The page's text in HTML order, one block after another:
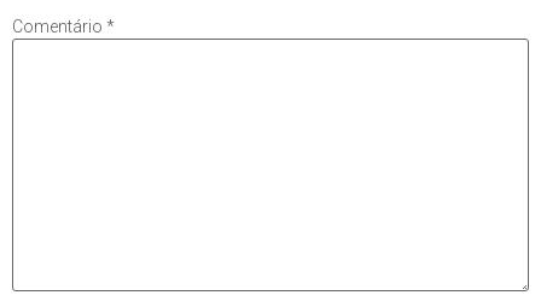
Comentário *